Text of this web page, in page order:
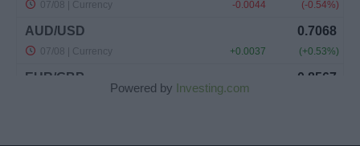
Powered by Investing.com